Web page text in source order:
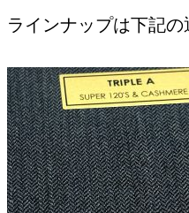
ラインナップは下記の